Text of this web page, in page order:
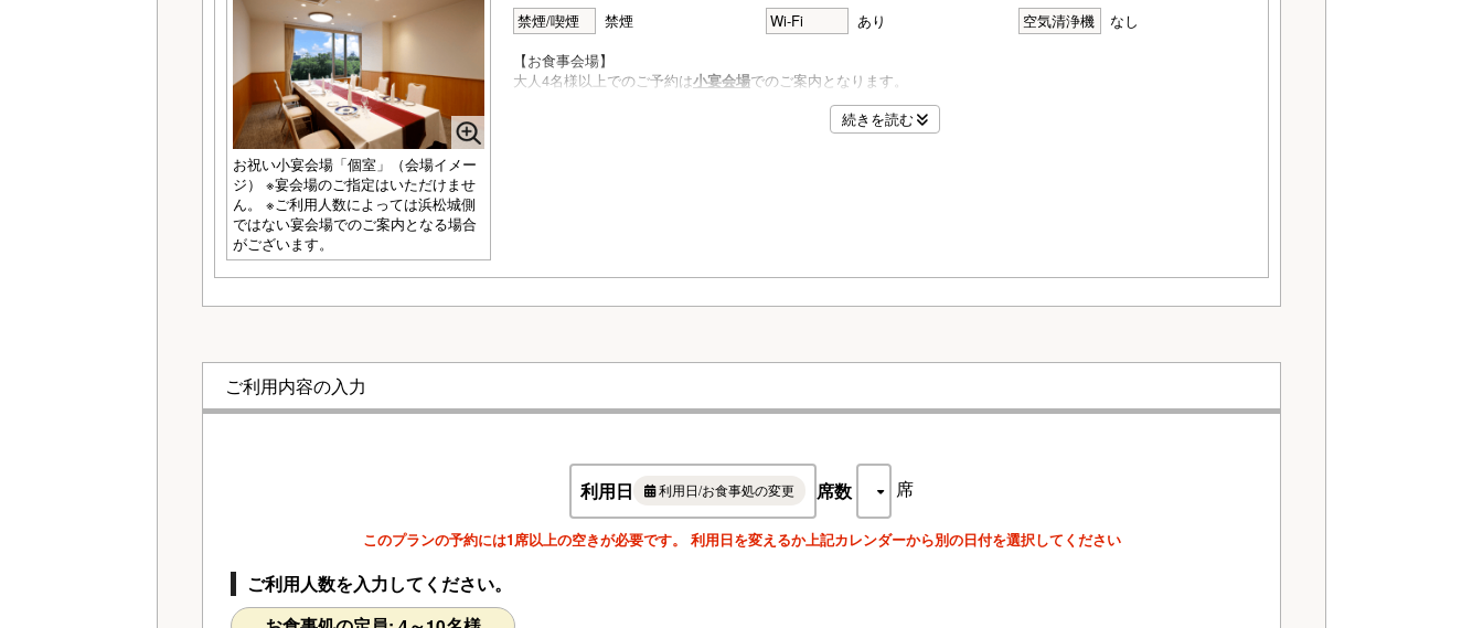
お祝い小宴会場「個室」（会場イメー
ジ） ※宴会場のご指定はいただけませ
ん。 ※ご利用人数によっては浜松城側
ではない宴会場でのご案内となる場合
がございます。
禁煙/喫煙
禁煙 Wi-Fi あり 空気清浄機
なし
【お食事会場】
大人4名様以上でのご予約は小宴会場でのご案内となります。
※ご利用人数によっては浜松城側ではない宴会場でのご案内となる場合がございます。
続きを読む
ご利用内容の入力
利用日 利用日/お食事処の変更 席数 席
このプランの予約には1席以上の空きが必要です。 利用日を変えるか上記カレンダーから別の日付を選択してください
ご利用人数を入力してください。